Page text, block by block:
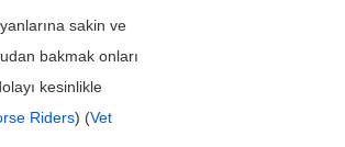
sakin ve
bakmak onları
kesinlikle
Riders) (Vet